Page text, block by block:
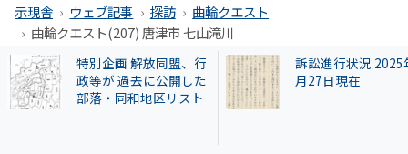
示現舎 ウェブ記事 探訪
曲輪クエスト
曲輪クエスト(207) 唐津市 七山滝川
訴訟進行状況 2025年9
月27日現在
【和牛投資トラブ
和歌山県議を信奉